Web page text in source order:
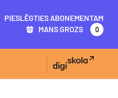
PIESLĒGTIES ABONEMENTAM
MANS GROZS
0